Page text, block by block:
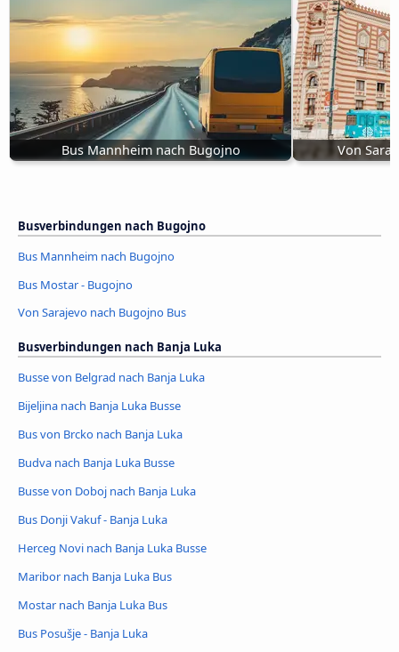
Bus Mannheim nach Bugojno Von
Busverbindungen nach Bugojno
Bus Mannheim nach Bugojno
Bus Mostar - Bugojno
Von Sarajevo nach Bugojno Bus
Busverbindungen nach Banja Luka
Busse von Belgrad nach Banja Luka
Bijeljina nach Banja Luka Busse
Bus von Brcko nach Banja Luka
Budva nach Banja Luka Busse
Busse von Doboj nach Banja Luka
Bus Donji Vakuf - Banja Luka
Herceg Novi nach Banja Luka Busse
Maribor nach Banja Luka Bus
Mostar nach Banja Luka Bus
Bus Posušje - Banja Luka